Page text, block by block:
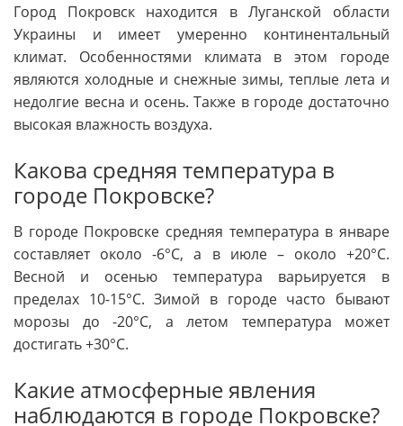
Город Покровск находится в Луганской области
Украины и имеет умеренно континентальный
климат. Особенностями климата в этом городе
являются холодные и снежные зимы, теплые лета и
недолгие весна и осень. Также в городе достаточно
высокая влажность воздуха.
Какова средняя температура в
городе Покровске?
В городе Покровске средняя температура в январе
составляет около -6°C, а в июле – около +20°C.
Весной и осенью температура варьируется в
пределах 10-15°C. Зимой в городе часто бывают
морозы до -20°C, а летом температура может
достигать +30°C.
Какие атмосферные явления
наблюдаются в городе Покровске?